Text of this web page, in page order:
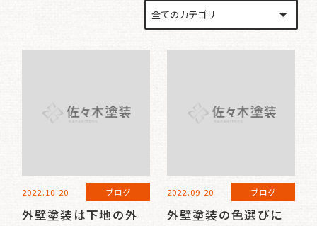
2022.10.20 ブログ
外壁塗装は下地の外
2022.09.20 ブログ
外壁塗装の色選びに